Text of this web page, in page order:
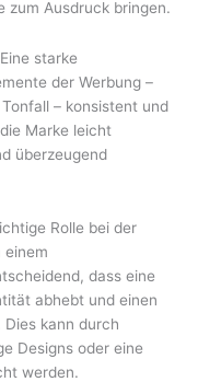
Ausdruck bringen.
starke
der Werbung –
– konsistent und
Marke leicht
überzeugend
Rolle bei der
einem
dass eine
abhebt und einen
kann durch
Designs oder eine
werden.